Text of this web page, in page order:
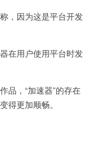
，因为这是平台开发
在用户使用平台时发
，“加速器”的存在
得更加顺畅。